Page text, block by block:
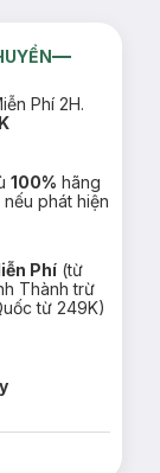
Phí 2H.
100% hãng
nếu phát hiện
Phí (từ
Thành trừ
từ 249K)